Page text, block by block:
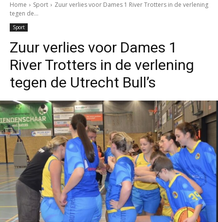
Home Sport
Zuur verlies voor Dames 1 River Trotters in de verlening
tegen de...
Sport
Zuur verlies voor Dames 1
River Trotters in de verlening
tegen de Utrecht Bull’s